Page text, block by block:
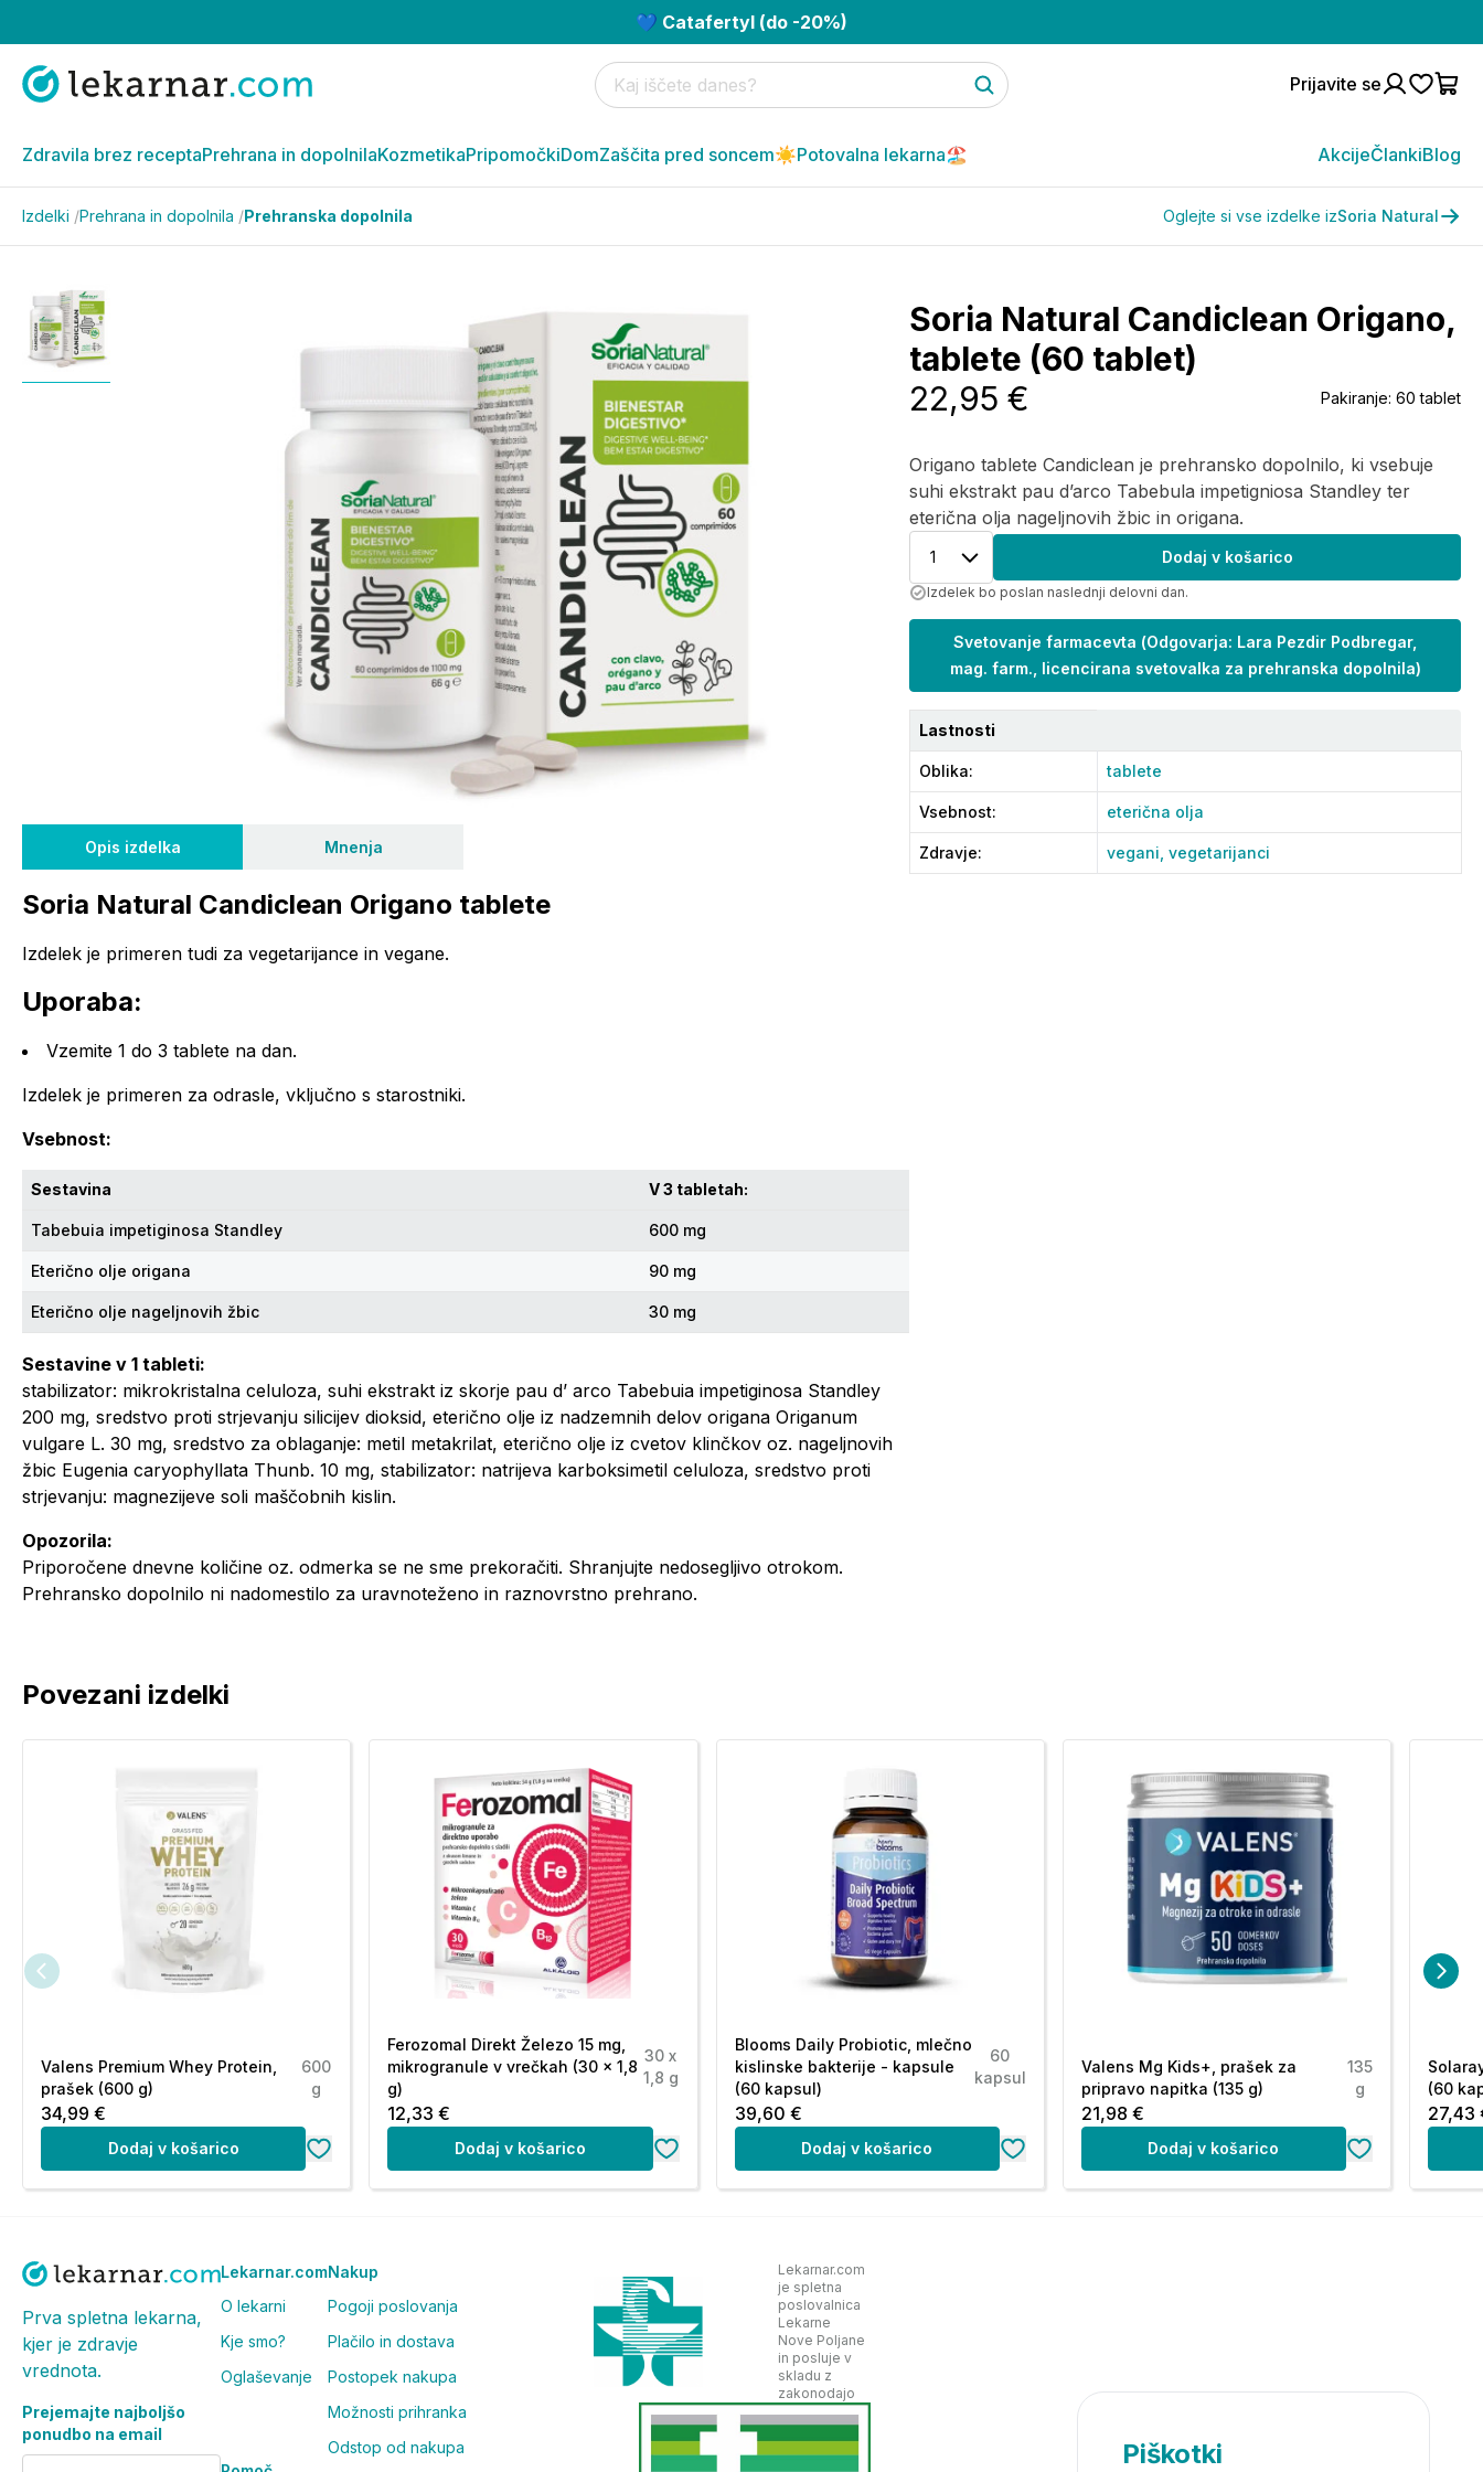
💙 Catafertyl (do -20%)
Prijavite se
Zdravila brez receptaPrehrana in dopolnilaKozmetikaPripomočkiDomZaščita pred soncem☀️Potovalna lekarna🏖️ AkcijeČlankiBlog
Izdelki /Prehrana in dopolnila /Prehranska dopolnila Oglejte si vse izdelke izSoria Natural
Opis izdelka Mnenja
Soria Natural Candiclean Origano tablete
Izdelek je primeren tudi za vegetarijance in vegane.
Uporaba:
Vzemite 1 do 3 tablete na dan.
Izdelek je primeren za odrasle, vključno s starostniki.
Vsebnost:
Sestavina V 3 tabletah:
Tabebuia impetiginosa Standley 600 mg
Eterično olje origana 90 mg
Eterično olje nageljnovih žbic 30 mg
Sestavine v 1 tableti:
stabilizator: mikrokristalna celuloza, suhi ekstrakt iz skorje pau d’ arco Tabebuia impetiginosa Standley
200 mg, sredstvo proti strjevanju silicijev dioksid, eterično olje iz nadzemnih delov origana Origanum
vulgare L. 30 mg, sredstvo za oblaganje: metil metakrilat, eterično olje iz cvetov klinčkov oz. nageljnovih
žbic Eugenia caryophyllata Thunb. 10 mg, stabilizator: natrijeva karboksimetil celuloza, sredstvo proti
strjevanju: magnezijeve soli maščobnih kislin.
Opozorila:
Priporočene dnevne količine oz. odmerka se ne sme prekoračiti. Shranjujte nedosegljivo otrokom.
Prehransko dopolnilo ni nadomestilo za uravnoteženo in raznovrstno prehrano.
Soria Natural Candiclean Origano,
tablete (60 tablet)
Origano tablete Candiclean je prehransko dopolnilo, ki vsebuje
suhi ekstrakt pau d’arco Tabebula impetigniosa Standley ter
eterična olja nageljnovih žbic in origana.
22,95 € Pakiranje: 60 tablet
1 Dodaj v košarico
Izdelek bo poslan naslednji delovni dan.
Svetovanje farmacevta (Odgovarja: Lara Pezdir Podbregar,
mag. farm., licencirana svetovalka za prehranska dopolnila)
Lastnosti
Oblika: tablete
Vsebnost: eterična olja
Zdravje: vegani, vegetarijanci
Povezani izdelki
Valens Premium Whey Protein,
prašek (600 g)
600
g
34,99 €
Dodaj v košarico
Ferozomal Direkt Železo 15 mg,
mikrogranule v vrečkah (30 x 1,8
g)
30 x
1,8 g
12,33 €
Dodaj v košarico
Blooms Daily Probiotic, mlečno
kislinske bakterije - kapsule
(60 kapsul)
60
kapsul
39,60 €
Dodaj v košarico
Valens Mg Kids+, prašek za
pripravo napitka (135 g)
135
g
21,98 €
Dodaj v košarico
(60
27,43
Prva spletna lekarna,
kjer je zdravje
vrednota.
Prejemajte najboljšo
ponudbo na email
Lekarnar.com
O lekarni
Kje smo?
Oglaševanje
Nakup
Pogoji poslovanja
Plačilo in dostava
Postopek nakupa
Možnosti prihranka
Odstop od nakupa
Lekarnar.com
je spletna
poslovalnica
Lekarne
Nove Poljane
in posluje v
skladu z
zakonodajo
Piškotki